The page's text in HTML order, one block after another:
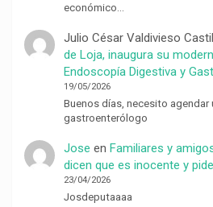
económico…
Julio César Valdivieso
de Loja, inaugura su
Endoscopía Digestiva y
19/05/2026
Buenos días, necesito
gastroenterólogo
Jose en Familiares y
dicen que es inocente y
23/04/2026
Josdeputaaaa